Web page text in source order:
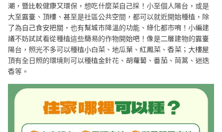
潮，暨比較健康又環保，想吃什麼菜自己採！小至個人陽台，或是
大至露臺、頂樓、甚至是社區公共空間，都可以就近開始種植，除
了為自己食安把關，也有幫城市降溫的功能、綠化都市唷！小編建
議不妨試試看從種植這些簡易的作物開始吧！像是二層建物的露臺
陽台，照光不多可以種植小白菜、地瓜葉、紅鳳菜、香菜；大樓屋
頂有全日照的環境則可以種植金針花、胡蘿蔔、番茄、茼蒿、迷迭
香等。